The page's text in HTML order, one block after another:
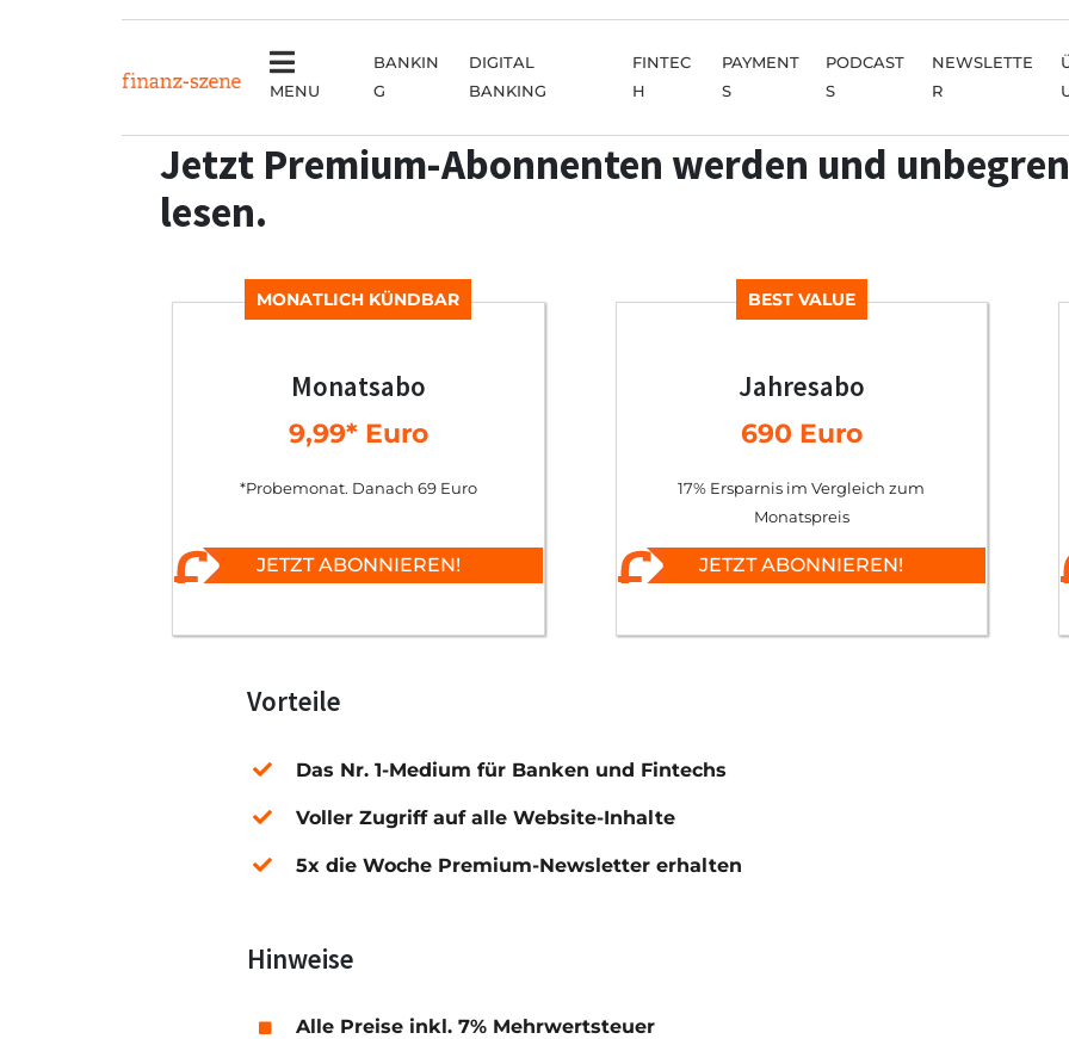
MENU
BANKIN
G
DIGITAL
BANKING
FINTEC
H
PAYMENT
S
PODCAST
S
NEWSLETTE
R
Jetzt Premium-Abonnenten werden und
lesen.
MONATLICH KÜNDBAR
Monatsabo
9,99* Euro
*Probemonat. Danach 69 Euro
JETZT ABONNIEREN!
BEST VALUE
Jahresabo
690 Euro
17% Ersparnis im Vergleich zum
Monatspreis
JETZT ABONNIEREN!
Vorteile
Das Nr. 1-Medium für Banken und Fintechs
Voller Zugriff auf alle Website-Inhalte
5x die Woche Premium-Newsletter erhalten
Hinweise
Alle Preise inkl. 7% Mehrwertsteuer